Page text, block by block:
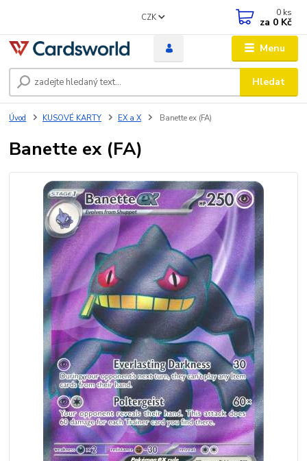
Menu
CZK
Hledat
0 ks
za 0 Kč
Úvod KUSOVÉ KARTY EX a X Banette ex (FA)
Banette ex (FA)